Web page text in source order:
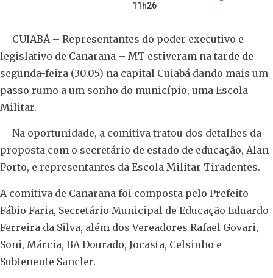
11h26
CUIABÁ – Representantes do poder executivo e
legislativo de Canarana – MT estiveram na tarde de
segunda-feira (30.05) na capital Cuiabá dando mais um
passo rumo a um sonho do município, uma Escola
Militar.
Na oportunidade, a comitiva tratou dos detalhes da
proposta com o secretário de estado de educação, Alan
Porto, e representantes da Escola Militar Tiradentes.
A comitiva de Canarana foi composta pelo Prefeito
Fábio Faria, Secretário Municipal de Educação Eduardo
Ferreira da Silva, além dos Vereadores Rafael Govari,
Soni, Márcia, BA Dourado, Jocasta, Celsinho e
Subtenente Sancler.